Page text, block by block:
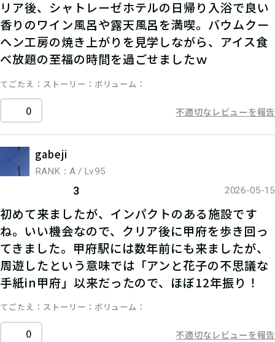
リア後、シャトレーゼホテルの日帰り入浴で良い
香りのワイン風呂や露天風呂を満喫。バウムクー
ヘン工房の焼き上がりを見学しながら、アイス食
べ放題の至福の時間を過ごせましたｗ
てごたえ ストーリー ボリューム
0 不適切なレビューを報告
gabeji
RANK：A / Lv.95
3 2026-05-15
初めて来ましたが、インパクトのある施設です
ね。いい機会なので、クリア後に甲府を歩き回っ
てきました。甲府駅には数年前にも来ましたが、
周遊したという意味では「アンと花子の不思議な
手紙in甲府」以来だったので、ほぼ12年振り！
てごたえ ストーリー ボリューム
0 不適切なレビューを報告